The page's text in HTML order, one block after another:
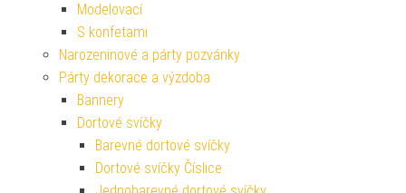
Modelovací
S konfetami
Narozeninové a párty pozvánky
Párty dekorace a výzdoba
Bannery
Dortové svíčky
Barevné dortové svíčky
Dortové svíčky Číslice